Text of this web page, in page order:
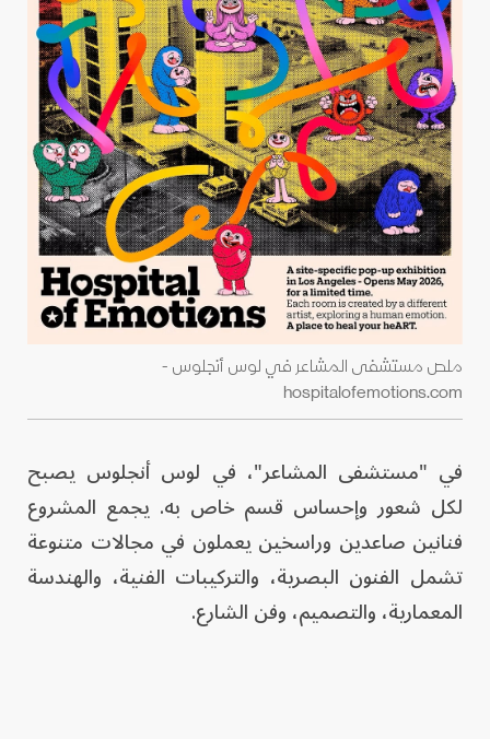
ملص مستشفى المشاعر في لوس أنجلوس -
hospitalofemotions.com
في "مستشفى المشاعر"، في لوس أنجلوس يصبح
لكل شعور وإحساس قسم خاص به. يجمع المشروع
فنانين صاعدين وراسخين يعملون في مجالات متنوعة
تشمل الفنون البصرية، والتركيبات الفنية، والهندسة
المعمارية، والتصميم، وفن الشارع.